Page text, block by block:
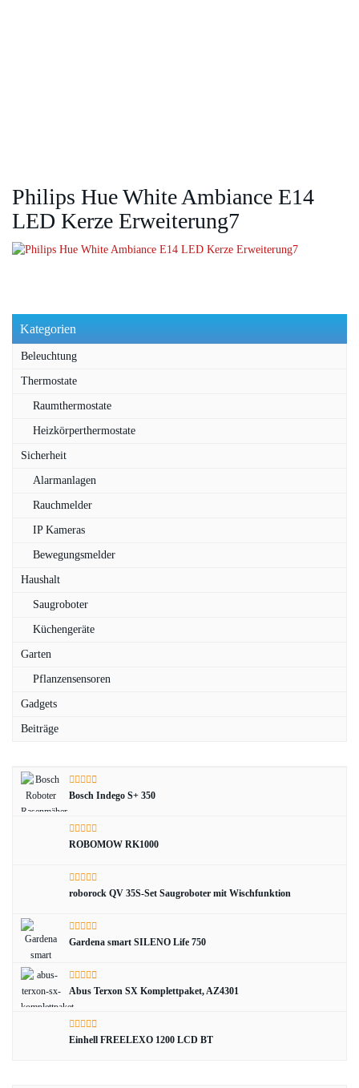
Philips Hue White Ambiance E14
LED Kerze Erweiterung7
Kategorien
Beleuchtung
Thermostate
Raumthermostate
Heizkörperthermostate
Sicherheit
Alarmanlagen
Rauchmelder
IP Kameras
Bewegungsmelder
Haushalt
Saugroboter
Küchengeräte
Garten
Pflanzensensoren
Gadgets
Beiträge
Bosch Indego S+ 350
ROBOMOW RK1000
roborock QV 35S-Set Saugroboter mit Wischfunktion
Gardena smart SILENO Life 750
Abus Terxon SX Komplettpaket, AZ4301
Einhell FREELEXO 1200 LCD BT